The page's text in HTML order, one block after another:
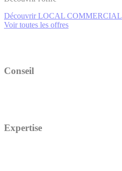
Découvrir LOCAL COMMERCIAL
Voir toutes les offres
Conseil
Expertise